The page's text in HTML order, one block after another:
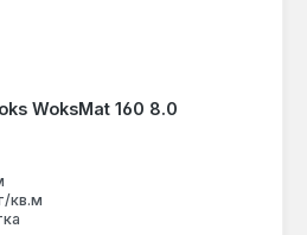
WoksMat 160 8.0
кв.м